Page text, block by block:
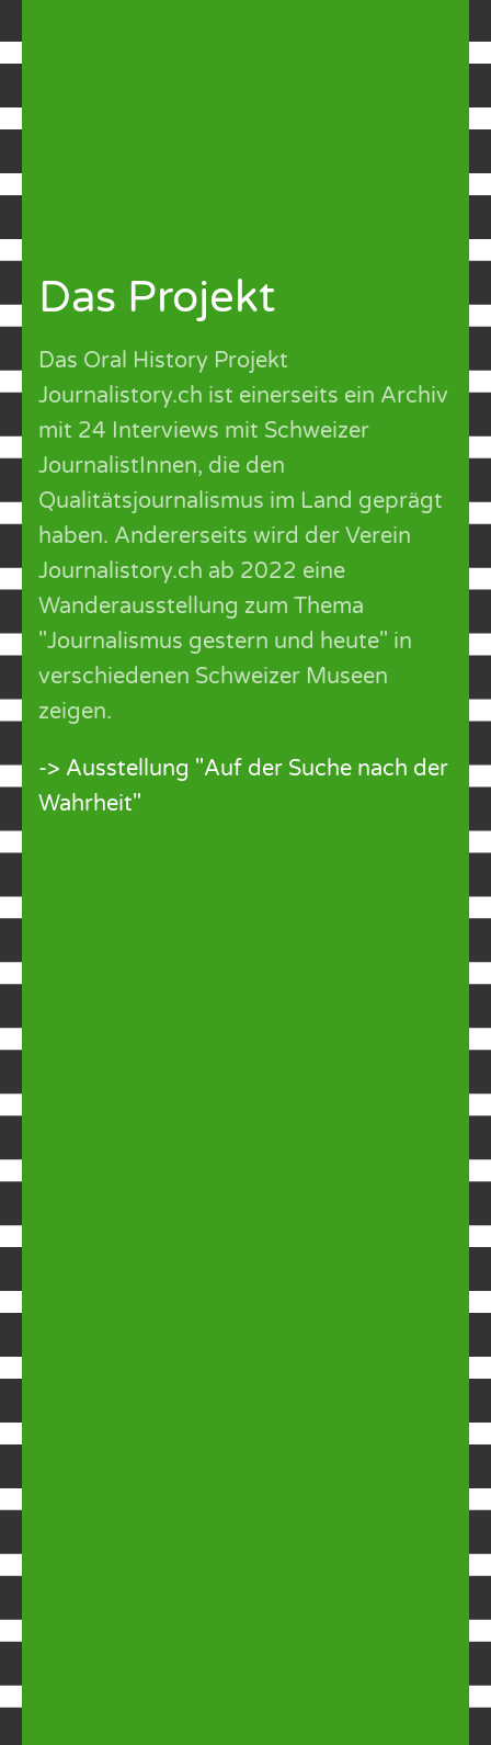
Das Projekt
Das Oral History Projekt
Journalistory.ch ist einerseits ein Archiv
mit 24 Interviews mit Schweizer
JournalistInnen, die den
Qualitätsjournalismus im Land geprägt
haben. Andererseits wird der Verein
Journalistory.ch ab 2022 eine
Wanderausstellung zum Thema
"Journalismus gestern und heute" in
verschiedenen Schweizer Museen
zeigen.
-> Ausstellung "Auf der Suche nach der
Wahrheit"